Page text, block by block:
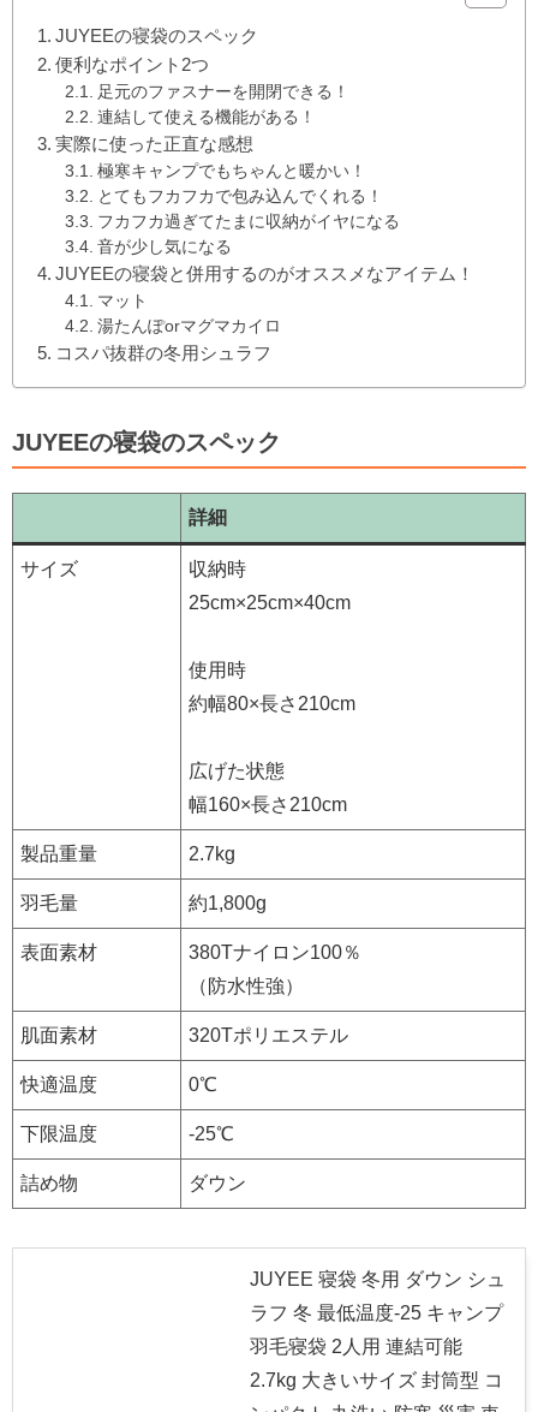
JUYEEの寝袋のスペック
便利なポイント2つ
足元のファスナーを開閉できる！
連結して使える機能がある！
実際に使った正直な感想
極寒キャンプでもちゃんと暖かい！
とてもフカフカで包み込んでくれる！
フカフカ過ぎてたまに収納がイヤになる
音が少し気になる
JUYEEの寝袋と併用するのがオススメなアイテム！
マット
湯たんぽorマグマカイロ
コスパ抜群の冬用シュラフ
JUYEEの寝袋のスペック
詳細
サイズ
収納時
25cm×25cm×40cm
使用時
約幅80×長さ210cm
広げた状態
幅160×長さ210cm
製品重量 2.7kg
羽毛量 約1,800g
表面素材
380Tナイロン100％
（防水性強）
肌面素材 320Tポリエステル
快適温度 0℃
下限温度 -25℃
詰め物 ダウン
JUYEE 寝袋 冬用 ダウン シュ
ラフ 冬 最低温度-25 キャンプ
羽毛寝袋 2人用 連結可能
2.7kg 大きいサイズ 封筒型 コ